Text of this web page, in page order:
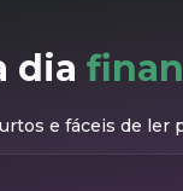
dia
e fáceis de ler